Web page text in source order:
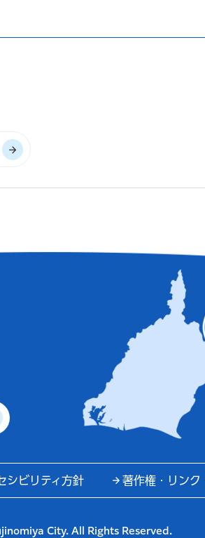
シビリティ方針 著作権・リンク
City. All Rights Reserved.